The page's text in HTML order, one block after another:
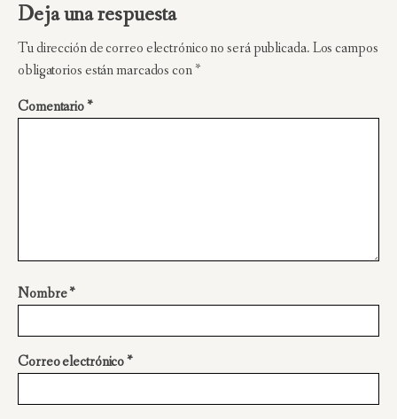
Deja una respuesta
Tu dirección de correo electrónico no será publicada.Los campos
obligatorios están marcados con*
Comentario*
Nombre*
Correo electrónico*